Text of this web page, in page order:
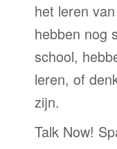
het leren
hebben nog
school,
leren, of
zijn.
Talk Now!